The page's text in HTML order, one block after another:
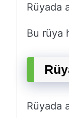
Rüyada
Bu rüya
Rüyada